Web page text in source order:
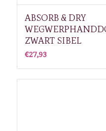
ABSORB & DRY
ZWART SIBEL
€27,93